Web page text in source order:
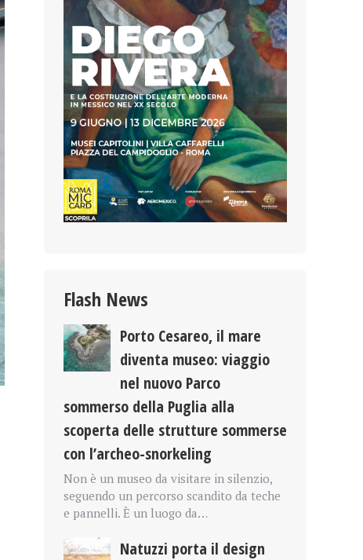
Flash News
Porto Cesareo, il mare
diventa museo: viaggio
nel nuovo Parco
sommerso della Puglia alla
scoperta delle strutture sommerse
con l’archeo-snorkeling
Non è un museo da visitare in silenzio,
seguendo un percorso scandito da teche
e pannelli. È un luogo da…
Natuzzi porta il design